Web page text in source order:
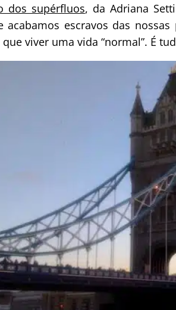
dos supérfluos, da Adriana
acabamos escravos das
viver uma vida “normal”. É